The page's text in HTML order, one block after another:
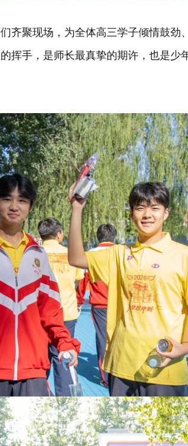
齐聚现场，为全体高三学子倾情鼓劲
挥手，是师长最真挚的期许，也是少